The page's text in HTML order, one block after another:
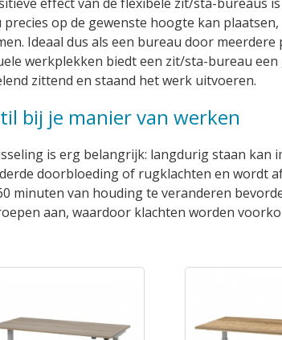
precies op de gewenste hoogte kan
Ideaal dus als een bureau door
werkplekken biedt een zit/sta-bureau
zittend en staand het werk uitvoeren.
bij je manier van werken
is erg belangrijk: langdurig staan
doorbloeding of rugklachten en wordt
minuten van houding te veranderen
aan, waardoor klachten worden